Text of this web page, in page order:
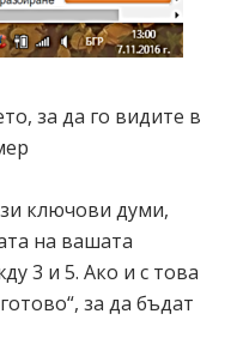
за да го видите в
ключови думи,
на вашата
3 и 5. Ако и с това
за да бъдат